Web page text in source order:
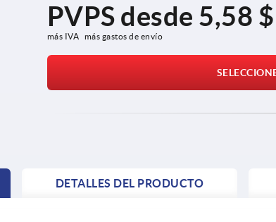
PVPS desde 5,58 $
más IVA más gastos de envío
DETALLES DEL PRODUCTO